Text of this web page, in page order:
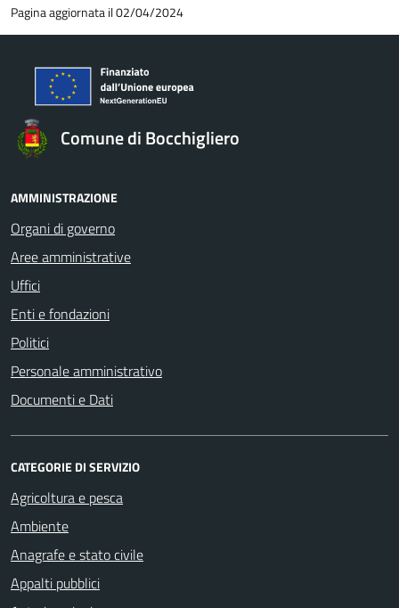
Pagina aggiornata il 02/04/2024
Comune di Bocchigliero
AMMINISTRAZIONE
Organi di governo
Aree amministrative
Uffici
Enti e fondazioni
Politici
Personale amministrativo
Documenti e Dati
CATEGORIE DI SERVIZIO
Agricoltura e pesca
Ambiente
Anagrafe e stato civile
Appalti pubblici